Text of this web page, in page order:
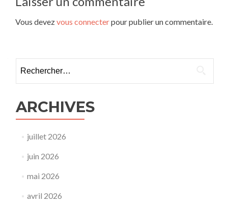
Vous devezvous connecterpour publier un commentaire.
ARCHIVES
juillet 2026
juin 2026
mai 2026
avril 2026